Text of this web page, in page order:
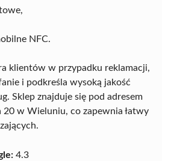
NFC.
klientów w przypadku reklamacji,
i podkreśla wysoką jakość
Sklep znajduje się pod adresem
20 w Wieluniu, co zapewnia łatwy
4.3